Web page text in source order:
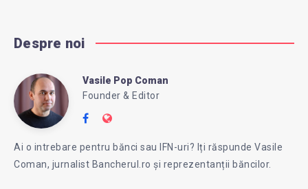
Despre noi
Vasile
Pop
Vasile Pop Coman
Founder & Editor
Follow
on
Website:
Ai o intrebare pentru bănci sau IFN-uri? Iți răspunde Vasile
Coman, jurnalist Bancherul.ro și reprezentanții băncilor.